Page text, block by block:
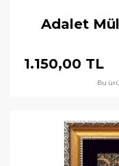
Adalet
1.150,00 TL
Bu